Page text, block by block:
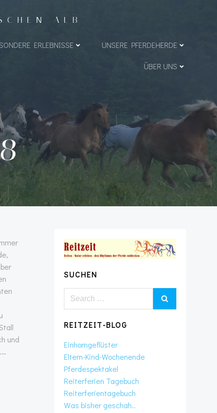
ALB
ERLEBNISSE UNSERE PFERDEHERDE
ÜBER UNS
und
SUCHEN
Search
REITZEIT-BLOG
Einhorngeflüster
Eltern-Kind-Wochenende
Pferdespektakel
Reiterferien Tagebuch
Reiterferientagebuch
Was bisher geschah..